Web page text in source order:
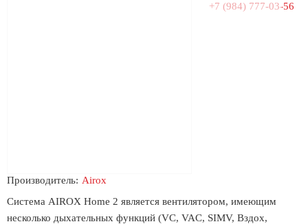
+7 (984) 777-03-56
Производитель: Airox
Система AIROX Home 2 является вентилятором, имеющим
несколько дыхательных функций (VC, VAC, SIMV, Вздох,